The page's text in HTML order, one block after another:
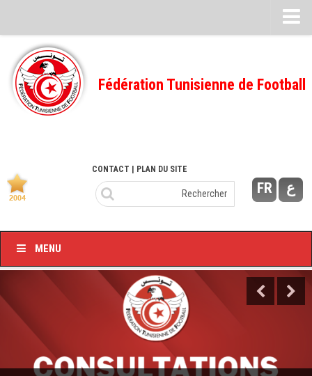
Feuille de match
FMI – 2022/2023
Ligue I – 2022/2023
Ligue I – 2020/2021
Ligue I – 2019/2020
Feuilles de match 2018/2019
Feuille de match 2017/2018
–Ligue I–
Fédération Tunisienne de Football
FR ع
CONTACT | PLAN DU SITE
MENU